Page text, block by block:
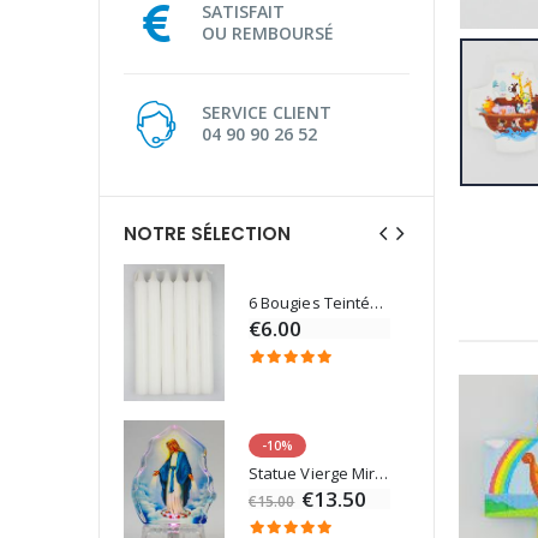
SATISFAIT
OU REMBOURSÉ
SERVICE CLIENT
04 90 90 26 52
NOTRE SÉLECTION
6 Bougies Teintées Masse Couleur Blanche
€6.00
-10%
Statue Vierge Miraculeuse Lumineuse
€15.00 €13.50